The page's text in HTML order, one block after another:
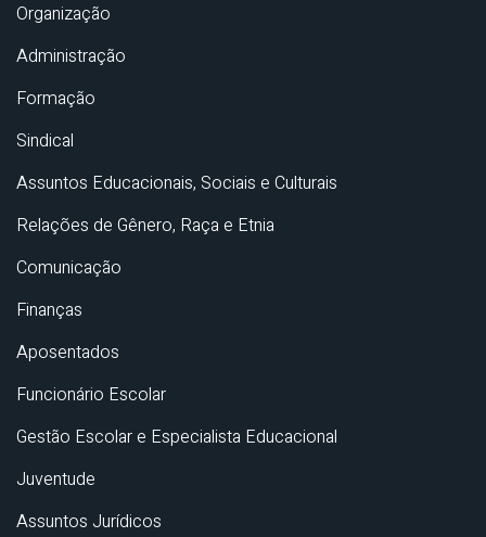
Organização
Administração
Formação
Sindical
Assuntos Educacionais, Sociais e Culturais
Relações de Gênero, Raça e Etnia
Comunicação
Finanças
Aposentados
Funcionário Escolar
Gestão Escolar e Especialista Educacional
Juventude
Assuntos Jurídicos